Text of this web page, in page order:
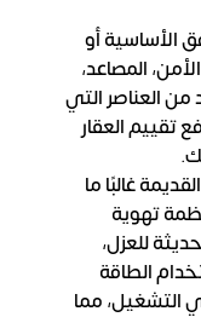
الأساسية أو
المصاعد،
من العناصر التي
تقييم العقار
غالبًا ما
تهوية
للعزل،
الطاقة
التشغيل، مما